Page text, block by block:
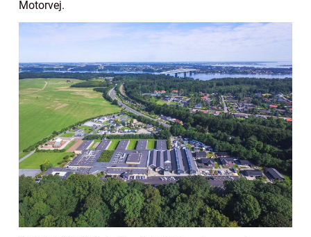
Motorvej.